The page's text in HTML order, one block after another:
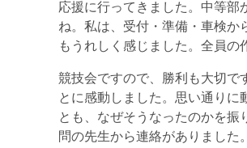
応援に行ってきました。中等部
ね。私は、受付・準備・車検か
もうれしく感じました。全員の
競技会ですので、勝利も大切で
とに感動しました。思い通りに
とも、なぜそうなったのかを
問の先生から連絡がありました